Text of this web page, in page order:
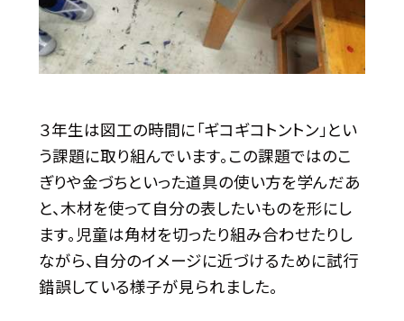
３年生は図工の時間に「ギコギコトントン」とい
う課題に取り組んでいます。この課題ではのこ
ぎりや金づちといった道具の使い方を学んだあ
と、木材を使って自分の表したいものを形にし
ます。児童は角材を切ったり組み合わせたりし
ながら、自分のイメージに近づけるために試行
錯誤している様子が見られました。